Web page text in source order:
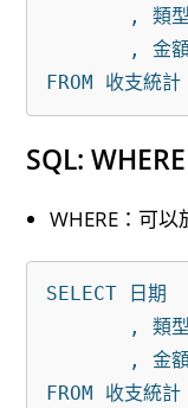
SQL: WHERE
WHERE：可
SELECT 日期
FROM 收支統計